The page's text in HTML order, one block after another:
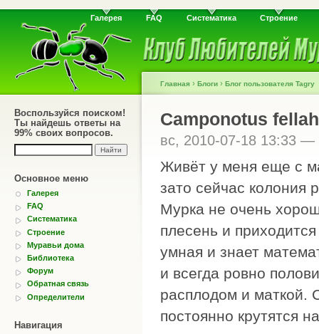
Галерея FAQ Систематика Строение
Воспользуйся поиском!
Ты найдешь ответы на
99% своих вопросов.
Основное меню
Галерея
FAQ
Систематика
Строение
Муравьи дома
Библиотека
Форум
Обратная связь
Определители
Навигация
Главная › Блоги › Блог пользователя Tagry
Camponotus
вс, 2010-07-18 13:33 —
Живёт у меня еще с
зато сейчас колония
Мурка не очень
плесень и
умная и знает
и всегда ровно
расплодом и маткой.
постоянно крутятся